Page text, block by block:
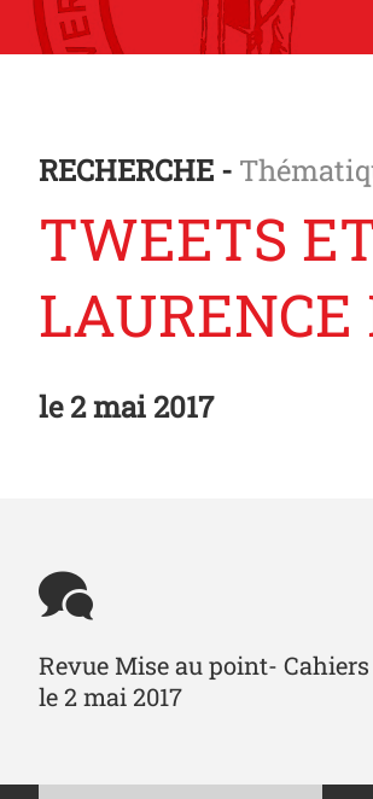
RECHERCHE -
TWEETS
le2 mai 2017
Revue Mise au point-
le 2 mai 2017